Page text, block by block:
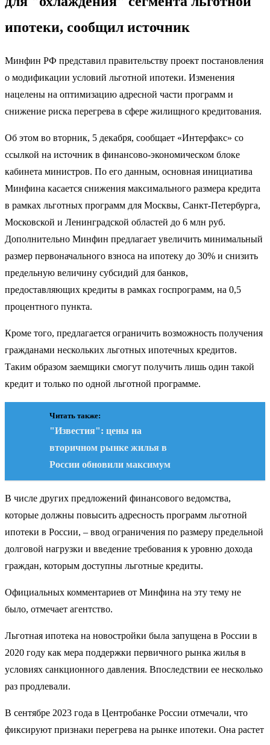
ипотеки, сообщил источник
Минфин РФ представил правительству проект постановления
о модификации условий льготной ипотеки. Изменения
нацелены на оптимизацию адресной части программ и
снижение риска перегрева в сфере жилищного кредитования.
Об этом во вторник, 5 декабря, сообщает «Интерфакс» со
ссылкой на источник в финансово-экономическом блоке
кабинета министров. По его данным, основная инициатива
Минфина касается снижения максимального размера кредита
в рамках льготных программ для Москвы, Санкт-Петербурга,
Московской и Ленинградской областей до 6 млн руб.
Дополнительно Минфин предлагает увеличить минимальный
размер первоначального взноса на ипотеку до 30% и снизить
предельную величину субсидий для банков,
предоставляющих кредиты в рамках госпрограмм, на 0,5
процентного пункта.
Кроме того, предлагается ограничить возможность получения
гражданами нескольких льготных ипотечных кредитов.
Таким образом заемщики смогут получить лишь один такой
кредит и только по одной льготной программе.
Читать также:
"Известия": цены на
вторичном рынке жилья в
России обновили максимум
В числе других предложений финансового ведомства,
которые должны повысить адресность программ льготной
ипотеки в России, – ввод ограничения по размеру предельной
долговой нагрузки и введение требования к уровню дохода
граждан, которым доступны льготные кредиты.
Официальных комментариев от Минфина на эту тему не
было, отмечает агентство.
Льготная ипотека на новостройки была запущена в России в
2020 году как мера поддержки первичного рынка жилья в
условиях санкционного давления. Впоследствии ее несколько
раз продлевали.
В сентябре 2023 года в Центробанке России отмечали, что
фиксируют признаки перегрева на рынке ипотеки. Она растет